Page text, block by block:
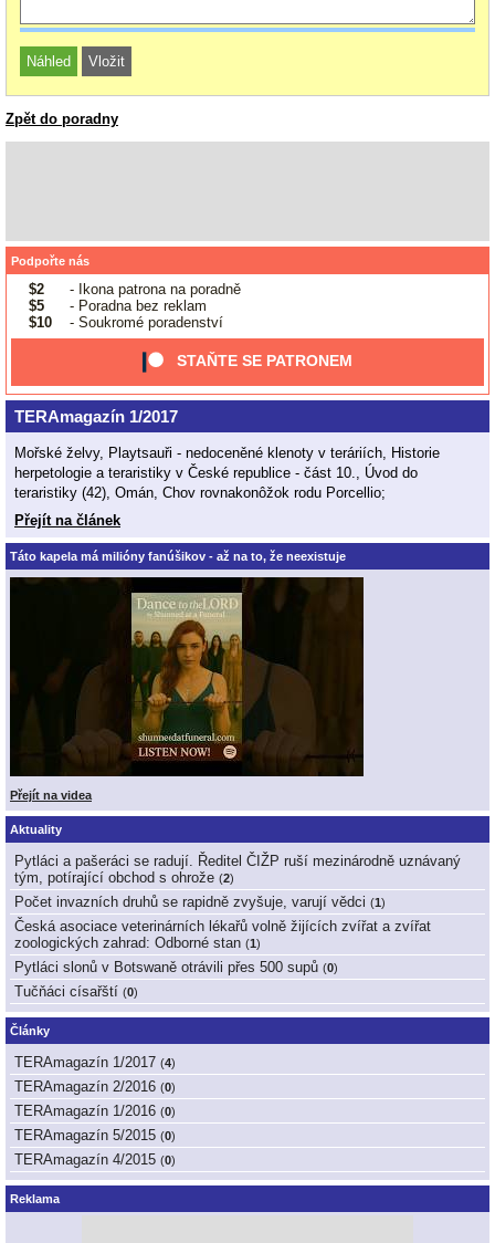
Zpět do poradny
Podpořte nás
$2
- Ikona patrona na poradně
$5
- Poradna bez reklam
$10
- Soukromé poradenství
STAŇTE SE PATRONEM
TERAmagazín 1/2017
Mořské želvy, Playtsauři - nedoceněné klenoty v teráriích, Historie
herpetologie a teraristiky v České republice - část 10., Úvod do
teraristiky (42), Omán, Chov rovnakonôžok rodu Porcellio;
Přejít na článek
Táto kapela má milióny fanúšikov - až na to, že neexistuje
Přejít na videa
Aktuality
Pytláci a pašeráci se radují. Ředitel ČIŽP ruší mezinárodně uznávaný
tým, potírající obchod s ohrože (2)
Počet invazních druhů se rapidně zvyšuje, varují vědci (1 )
Česká asociace veterinárních lékařů volně žijících zvířat a zvířat
zoologických zahrad: Odborné stan (1 )
Pytláci slonů v Botswaně otrávili přes 500 supů (0)
Tučňáci císařští (0)
Články
TERAmagazín 1/2017 (4)
TERAmagazín 2/2016 (0)
TERAmagazín 1/2016 (0)
TERAmagazín 5/2015 (0)
TERAmagazín 4/2015 (0)
Reklama